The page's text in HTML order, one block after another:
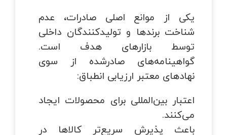
یکی از موانع اصلی صادرات، عدم
شناخت برندها و تولیدکنندگان داخلی
توسط بازارهای هدف است.
گواهینامه‌های صادرشده از سوی
نهادهای معتبر ارزیابی انطباق:
اعتبار بین‌المللی برای محصولات ایجاد
می‌کنند.
باعث پذیرش سریع‌تر کالاها در